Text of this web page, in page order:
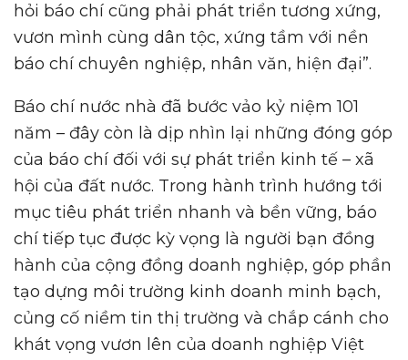
hỏi báo chí cũng phải phát triển tương xứng,
vươn mình cùng dân tộc, xứng tầm với nền
báo chí chuyên nghiệp, nhân văn, hiện đại”.
Báo chí nước nhà đã bước vảo kỷ niệm 101
năm – đây còn là dịp nhìn lại những đóng góp
của báo chí đối với sự phát triển kinh tế – xã
hội của đất nước. Trong hành trình hướng tới
mục tiêu phát triển nhanh và bền vững, báo
chí tiếp tục được kỳ vọng là người bạn đồng
hành của cộng đồng doanh nghiệp, góp phần
tạo dựng môi trường kinh doanh minh bạch,
củng cố niềm tin thị trường và chắp cánh cho
khát vọng vươn lên của doanh nghiệp Việt